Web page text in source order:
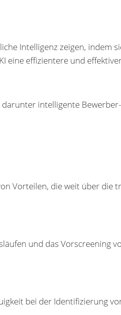
Intelligenz zeigen, indem
eine effizientere und
intelligente
Vorteilen, die weit über die
und das Vorscreening
bei der Identifizierung